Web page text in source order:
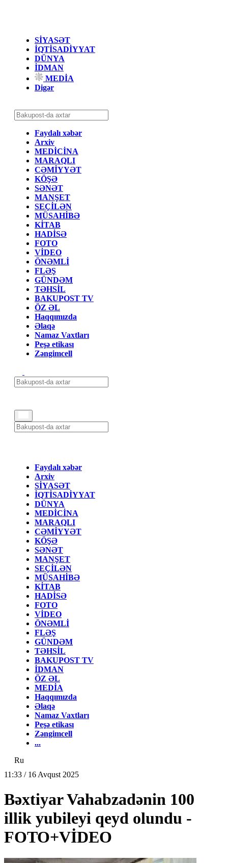
SİYASƏT
İQTİSADİYYAT
DÜNYA
İDMAN
MEDİA
Digər
Faydalı xəbər
Arxiv
MEDİCİNA
MARAQLI
CƏMİYYƏT
KÖŞƏ
SƏNƏT
MANŞET
SEÇİLƏN
MÜSAHİBƏ
KİTAB
HADİSƏ
FOTO
VİDEO
ÖNƏMLİ
FLƏŞ
GÜNDƏM
TƏHSİL
BAKUPOST TV
ÖZ ƏL
Haqqımızda
Əlaqə
Namaz Vaxtları
Peşə etikası
Zəngimcell
Faydalı xəbər
Arxiv
SİYASƏT
İQTİSADİYYAT
DÜNYA
MEDİCİNA
MARAQLI
CƏMİYYƏT
KÖŞƏ
SƏNƏT
MANŞET
SEÇİLƏN
MÜSAHİBƏ
KİTAB
HADİSƏ
FOTO
VİDEO
ÖNƏMLİ
FLƏŞ
GÜNDƏM
TƏHSİL
BAKUPOST TV
İDMAN
ÖZ ƏL
MEDİA
Haqqımızda
Əlaqə
Namaz Vaxtları
Peşə etikası
Zəngimcell
...
Ru
11:33 / 16 Avqust 2025
Bəxtiyar Vahabzadənin 100
illik yubileyi qeyd olundu -
FOTO+VİDEO